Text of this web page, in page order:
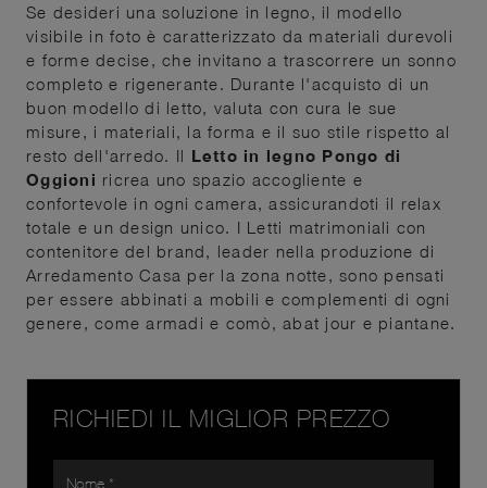
Se desideri una soluzione in legno, il modello
visibile in foto è caratterizzato da materiali durevoli
e forme decise, che invitano a trascorrere un sonno
completo e rigenerante. Durante l'acquisto di un
buon modello di letto, valuta con cura le sue
misure, i materiali, la forma e il suo stile rispetto al
resto dell'arredo. Il Letto in legno Pongo di
Oggioni ricrea uno spazio accogliente e
confortevole in ogni camera, assicurandoti il relax
totale e un design unico. I Letti matrimoniali con
contenitore del brand, leader nella produzione di
Arredamento Casa per la zona notte, sono pensati
per essere abbinati a mobili e complementi di ogni
genere, come armadi e comò, abat jour e piantane.
RICHIEDI IL MIGLIOR PREZZO